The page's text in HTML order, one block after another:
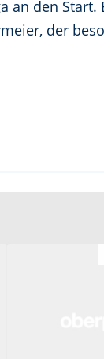
an den Start.
der